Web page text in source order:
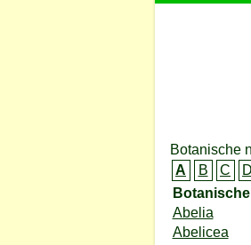
Botanische
A
B C D
Abelia
Abelicea